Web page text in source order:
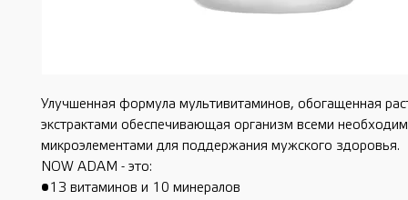
Улучшенная формула мультивитаминов, обогащенная
экстрактами обеспечивающая организм всеми
микроэлементами для поддержания мужского здоровья.
NOW ADAM - это:
•13 витаминов и 10 минералов